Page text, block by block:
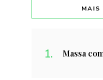
MAIS
Massa